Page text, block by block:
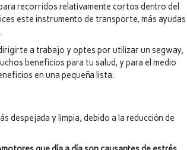
recorridos relativamente cortos dentro del
este instrumento de transporte, más ayudas
a trabajo y optes por utilizar un segway,
beneficios para tu salud, y para el medio
en una pequeña lista:
despejada y limpia, debido a la reducción de